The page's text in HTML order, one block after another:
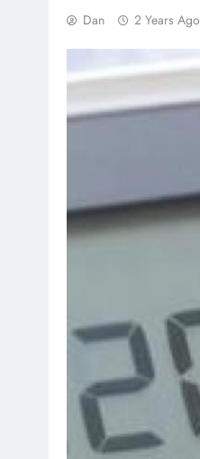
Dan 2 Years Ago